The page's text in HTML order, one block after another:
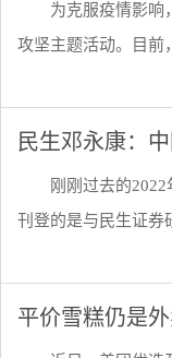
为克服疫情影响
攻坚主题活动。目
民生邓永康：
刚刚过去的
刊登的是与民生证券
平价雪糕仍是